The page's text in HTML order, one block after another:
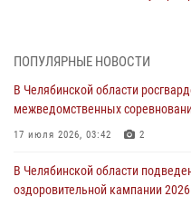
На Южном Урале спецназ
Росгвардейцы задержали трёх
На Южном Урале сотрудники
ПОПУЛЯРНЫЕ НОВОСТИ
В Челябинской области
межведомственных
17 июля 2026, 03:42 2
В Челябинской области
оздоровительной кампании 2026